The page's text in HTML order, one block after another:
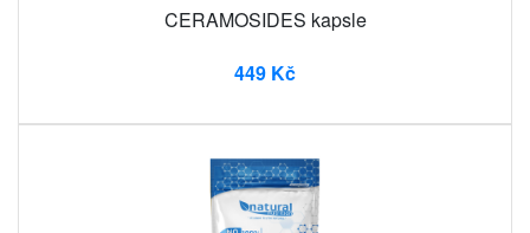
CERAMOSIDES kapsle
449 Kč